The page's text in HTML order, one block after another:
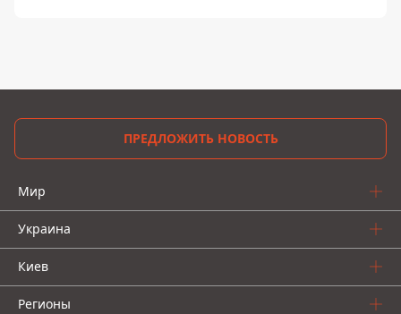
ПРЕДЛОЖИТЬ НОВОСТЬ
Мир
Украина
Киев
Регионы